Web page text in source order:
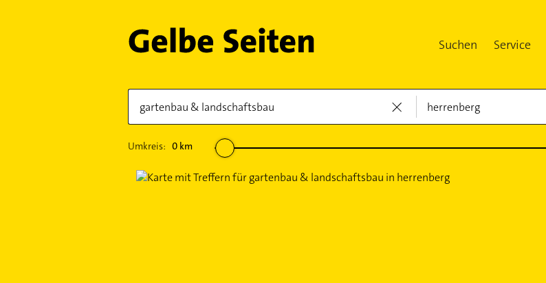
Suchen Service
Umkreis: 0km